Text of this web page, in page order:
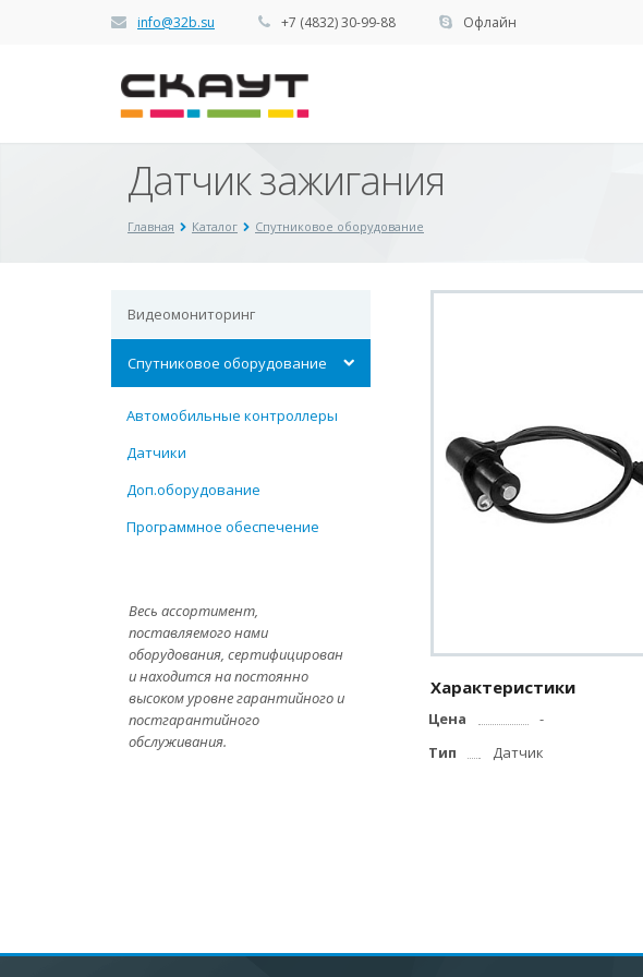
info@32b.su +7 (4832) 30-99-88 Офлайн
Датчик зажигания
Главная Каталог Спутниковое оборудование
Видеомониторинг
Спутниковое оборудование
Автомобильные контроллеры
Датчики
Доп.оборудование
Программное обеспечение
Весь ассортимент,
поставляемого нами
оборудования, сертифицирован
и находится на постоянно
высоком уровне гарантийного и
постгарантийного
обслуживания.
Характеристики
Цена
-
Тип
Датчик